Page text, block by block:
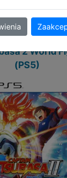
2 World
(PS5)